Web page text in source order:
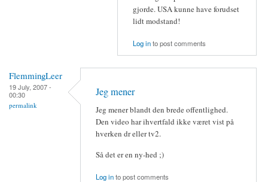
gjorde. USA kunne have forudset
lidt modstand!
Log into post comments
FlemmingLeer
19 July, 2007 -
00:30
permalink
Jeg mener
Jeg mener blandt den brede offentlighed.
Den video har ihvertfald ikke været vist på
hverken dr eller tv2.
Så det er en ny-hed ;)
Log into post comments